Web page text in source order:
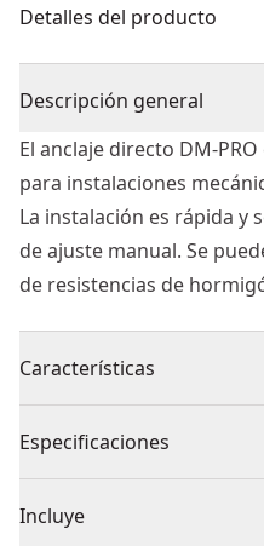
Detalles del producto
Descripción general
El anclaje directo DM-
para instalaciones
La instalación es rápida y
de ajuste manual. Se
de resistencias de
Características
Anclaje fácil de instalar
para hormigón fisurado
Especificaciones
Tipo de producto
Incluye